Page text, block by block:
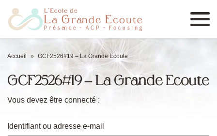
Menu
Accueil » GCF2526#19 – La Grande Ecoute
GCF2526#19 – La Grande Ecoute
Vous devez être connecté :
Identifiant ou adresse e-mail